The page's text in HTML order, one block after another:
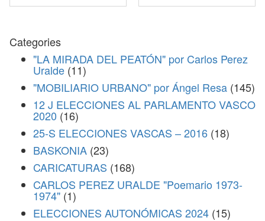
Categories
"LA MIRADA DEL PEATÓN" por Carlos Perez
Uralde (11)
"MOBILIARIO URBANO" por Ángel Resa (145)
12 J ELECCIONES AL PARLAMENTO VASCO
2020 (16)
25-S ELECCIONES VASCAS – 2016 (18)
BASKONIA (23)
CARICATURAS (168)
CARLOS PEREZ URALDE "Poemario 1973-
1974" (1)
ELECCIONES AUTONÓMICAS 2024 (15)